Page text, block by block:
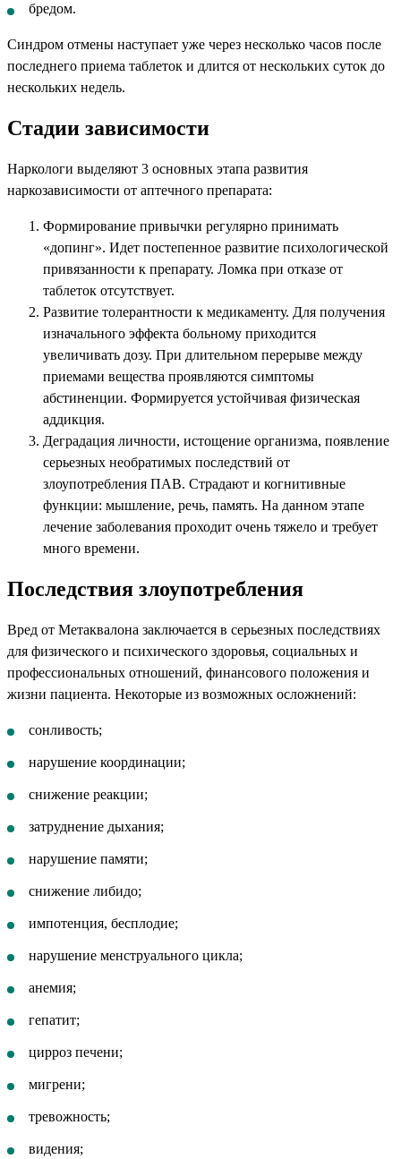
бредом.
Синдром отмены наступает уже через несколько часов после
последнего приема таблеток и длится от нескольких суток до
нескольких недель.
Стадии зависимости
Наркологи выделяют 3 основных этапа развития
наркозависимости от аптечного препарата:
Формирование привычки регулярно принимать
«допинг». Идет постепенное развитие психологической
привязанности к препарату. Ломка при отказе от
таблеток отсутствует.
Развитие толерантности к медикаменту. Для получения
изначального эффекта больному приходится
увеличивать дозу. При длительном перерыве между
приемами вещества проявляются симптомы
абстиненции. Формируется устойчивая физическая
аддикция.
Деградация личности, истощение организма, появление
серьезных необратимых последствий от
злоупотребления ПАВ. Страдают и когнитивные
функции: мышление, речь, память. На данном этапе
лечение заболевания проходит очень тяжело и требует
много времени.
Последствия злоупотребления
Вред от Метаквалона заключается в серьезных последствиях
для физического и психического здоровья, социальных и
профессиональных отношений, финансового положения и
жизни пациента. Некоторые из возможных осложнений:
сонливость;
нарушение координации;
снижение реакции;
затруднение дыхания;
нарушение памяти;
снижение либидо;
импотенция, бесплодие;
нарушение менструального цикла;
анемия;
гепатит;
цирроз печени;
мигрени;
тревожность;
видения;